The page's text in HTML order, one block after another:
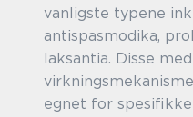
vanligste typene
antispasmodika,
laksantia. Disse
egnet for